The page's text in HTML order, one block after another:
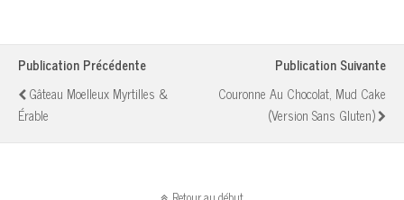
Publication Précédente
Gâteau Moelleux Myrtilles &
Érable
Publication Suivante
Couronne Au Chocolat, Mud Cake
(version Sans Gluten)